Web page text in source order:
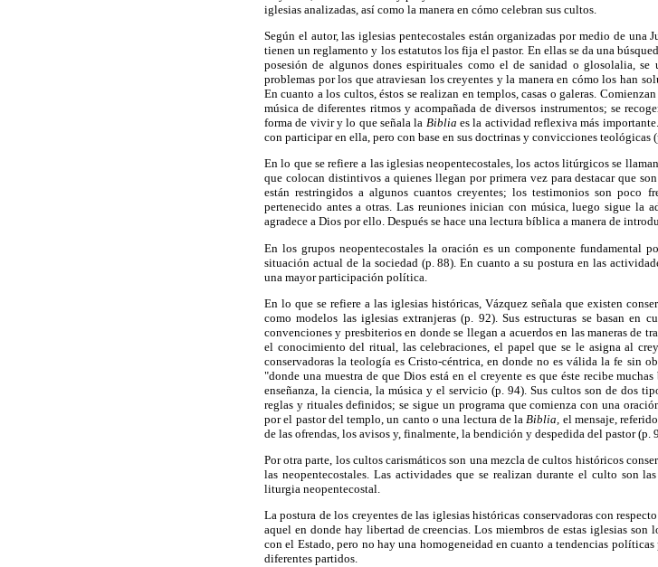
iglesias analizadas, así como la manera en cómo celebran sus cultos.
Según el autor, las iglesias pentecostales están organizadas por medio de
tienen un reglamento y los estatutos los fija el pastor. En ellas se da una
posesión de algunos dones espirituales como el de sanidad o glosolalia,
problemas por los que atraviesan los creyentes y la manera en cómo los han
En cuanto a los cultos, éstos se realizan en templos, casas o galeras.
música de diferentes ritmos y acompañada de diversos instrumentos; se
forma de vivir y lo que señala la Biblia es la actividad reflexiva más
con participar en ella, pero con base en sus doctrinas y convicciones teológicas
En lo que se refiere a las iglesias neopentecostales, los actos litúrgicos se
que colocan distintivos a quienes llegan por primera vez para destacar que
están restringidos a algunos cuantos creyentes; los testimonios son poco
pertenecido antes a otras. Las reuniones inician con música, luego sigue la
agradece a Dios por ello. Después se hace una lectura bíblica a manera de
En los grupos neopentecostales la oración es un componente fundamental
situación actual de la sociedad (p. 88). En cuanto a su postura en las
una mayor participación política.
En lo que se refiere a las iglesias históricas, Vázquez señala que existen
como modelos las iglesias extranjeras (p. 92). Sus estructuras se basan en
convenciones y presbiterios en donde se llegan a acuerdos en las maneras de
el conocimiento del ritual, las celebraciones, el papel que se le asigna al
conservadoras la teología es Cristo-céntrica, en donde no es válida la fe sin
"donde una muestra de que Dios está en el creyente es que éste recibe
enseñanza, la ciencia, la música y el servicio (p. 94). Sus cultos son de dos
reglas y rituales definidos; se sigue un programa que comienza con una
por el pastor del templo, un canto o una lectura de la Biblia, el mensaje,
de las ofrendas, los avisos y, finalmente, la bendición y despedida del pastor (p.
Por otra parte, los cultos carismáticos son una mezcla de cultos históricos
las neopentecostales. Las actividades que se realizan durante el culto son
liturgia neopentecostal.
La postura de los creyentes de las iglesias históricas conservadoras con
aquel en donde hay libertad de creencias. Los miembros de estas iglesias son
con el Estado, pero no hay una homogeneidad en cuanto a tendencias
diferentes partidos.